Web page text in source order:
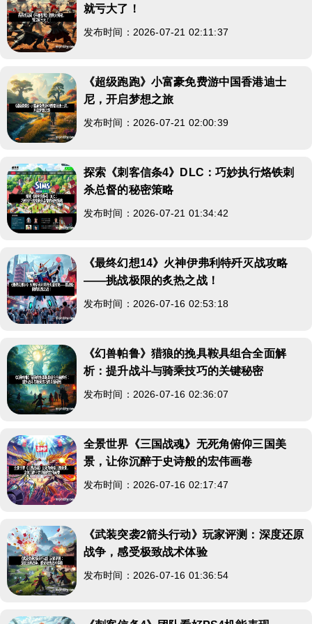
就亏大了！
发布时间：2026-07-21 02:11:37
《超级跑跑》小富豪免费游中国香港迪士
尼，开启梦想之旅
发布时间：2026-07-21 02:00:39
探索《刺客信条4》DLC：巧妙执行烙铁刺
杀总督的秘密策略
发布时间：2026-07-21 01:34:42
《最终幻想14》火神伊弗利特歼灭战攻略
——挑战极限的炙热之战！
发布时间：2026-07-16 02:53:18
《幻兽帕鲁》猎狼的挽具鞍具组合全面解
析：提升战斗与骑乘技巧的关键秘密
发布时间：2026-07-16 02:36:07
全景世界《三国战魂》无死角俯仰三国美
景，让你沉醉于史诗般的宏伟画卷
发布时间：2026-07-16 02:17:47
《武装突袭2箭头行动》玩家评测：深度还原
战争，感受极致战术体验
发布时间：2026-07-16 01:36:54